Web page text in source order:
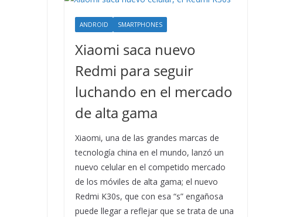
ANDROID SMARTPHONES
Xiaomi saca nuevo
Redmi para seguir
luchando en el mercado
de alta gama
Xiaomi, una de las grandes marcas de
tecnología china en el mundo, lanzó un
nuevo celular en el competido mercado
de los móviles de alta gama; el nuevo
Redmi K30s, que con esa “s” engañosa
puede llegar a reflejar que se trata de una